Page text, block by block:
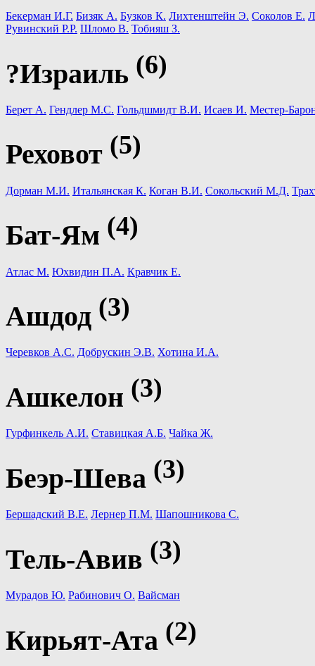
Бекерман И.Г. Бизяк А. Бузков К. Лихтенштейн Э. Соколов Е.
Рувинский Р.Р. Шломо В. Тобияш З.
?Израиль (6)
Берет А. Гендлер М.С. Гольдшмидт В.И. Исаев И. Местер-
Реховот (5)
Дорман М.И. Итальянская К. Коган В.И. Сокольский М.Д.
Бат-Ям (4)
Атлас М. Юхвидин П.А. Кравчик Е.
Ашдод (3)
Черевков А.С. Добрускин Э.В. Хотина И.А.
Ашкелон (3)
Гурфинкель А.И. Ставицкая А.Б. Чайка Ж.
Беэр-Шева (3)
Бершадский В.Е. Лернер П.М. Шапошникова С.
Тель-Авив (3)
Мурадов Ю. Рабинович О. Вайсман
Кирьят-Ата (2)